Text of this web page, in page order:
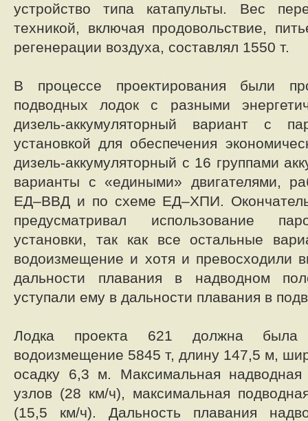
устройство типа катапульты. Вес
техникой, включая продовольствие,
регенерации воздуха, составлял 1550 т.
В процессе проектирования были
подводных лодок с разными
дизель-аккумуляторный вариант с
установкой для обеспечения
дизель-аккумуляторный с 16 группами
варианты с «едиными» двигателями,
ЕД–ВВД и по схеме ЕД–ХПИ.
предусматривал использование
установки, так как все остальные
водоизмещение и хотя и превосходили
дальности плавания в надводном
уступали ему в дальности плавания в
Лодка проекта 621 должна была
водоизмещение 5845 т, длину 147,5 м,
осадку 6,3 м. Максимальная
узлов (28 км/ч), максимальная
(15,5 км/ч). Дальность плавания